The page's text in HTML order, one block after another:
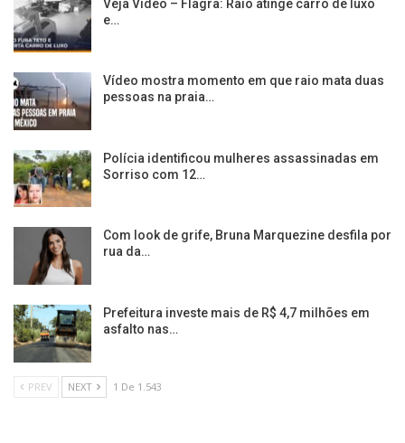
Veja Video – Flagra: Raio atinge carro de luxo
e…
Vídeo mostra momento em que raio mata duas
pessoas na praia…
Polícia identificou mulheres assassinadas em
Sorriso com 12…
Com look de grife, Bruna Marquezine desfila por
rua da…
Prefeitura investe mais de R$ 4,7 milhões em
asfalto nas…
PREV NEXT 1 De 1.543